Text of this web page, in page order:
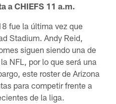
a CHIEFS 11 a.m.
fue la última vez que
Stadium. Andy Reid,
siguen siendo una de
NFL, por lo que será una
este roster de Arizona
para competir frente a
de la liga.